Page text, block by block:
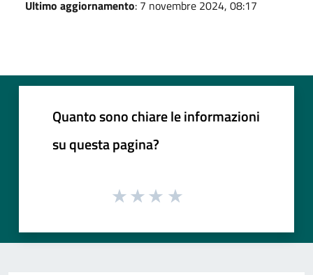
Ultimo aggiornamento: 7 novembre 2024, 08:17
Quanto sono chiare le informazioni
su questa pagina?